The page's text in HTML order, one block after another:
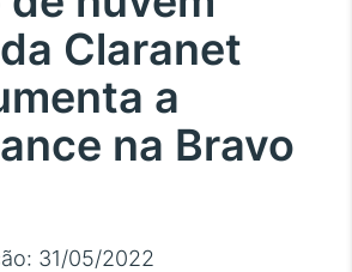
Claranet
a
na Bravo
31/05/2022